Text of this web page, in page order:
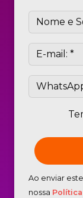
Ao enviar
nossa